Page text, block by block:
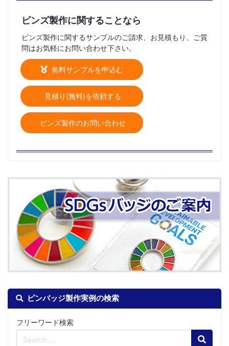
ピンバッジ製作実例の検索
フリーワード検索
Search
ピンズ製作に関することなら
ピンズ製作に関するサンプルのご請求、お見積もり、ご質
問はお気軽にお問い合わせ下さい。
無料サンプルを申込む
見積り(無料)を依頼する
ピンズ製作のお問い合わせ